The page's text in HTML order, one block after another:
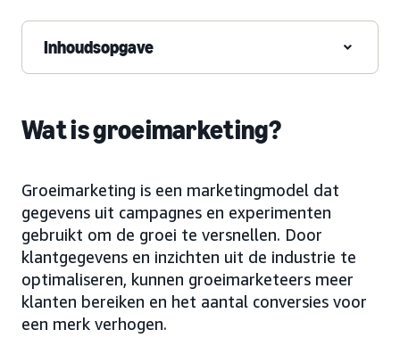
Inhoudsopgave
Wat is groeimarketing?
Groeimarketing is een marketingmodel dat
gegevens uit campagnes en experimenten
gebruikt om de groei te versnellen. Door
klantgegevens en inzichten uit de industrie te
optimaliseren, kunnen groeimarketeers meer
klanten bereiken en het aantal conversies voor
een merk verhogen.